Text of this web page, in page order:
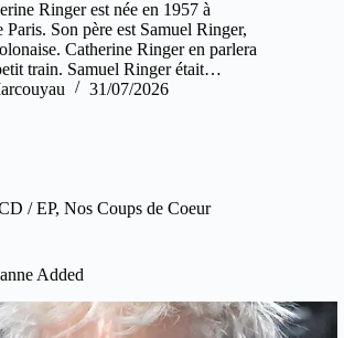
Ringer est née en 1957 à
Paris. Son père est Samuel Ringer,
Catherine Ringer en parlera
train. Samuel Ringer était…
31/07/2026
/ EP, Nos Coups de Coeur
Added